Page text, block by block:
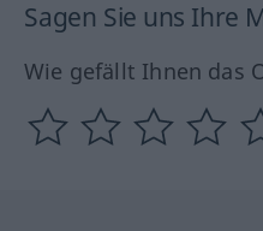
Sagen Sie uns Ihre
Wie gefällt Ihnen das